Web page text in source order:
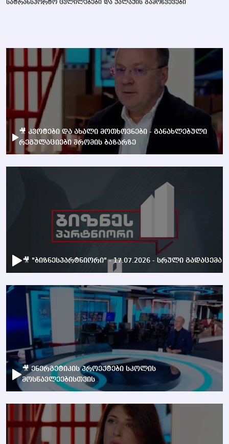
სატრანსპორტო ცვლილებები და ქალაქის გამოწვევები
🎥 კვოტები და ახალი მოთხოვნები - განახლებული
რეგულაციები შრომის ბაზარზე
🎥 "ბიზნესპარტნიორი" - 17.07.2026 - სრული გადაცემა
🎥 ენერგეტიკის პროექტები სკოლის
მოსწავლეებისთვის